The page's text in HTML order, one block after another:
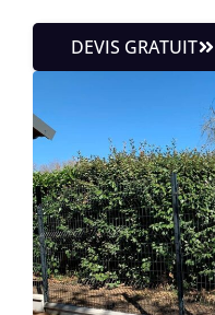
DEVIS GRATUIT